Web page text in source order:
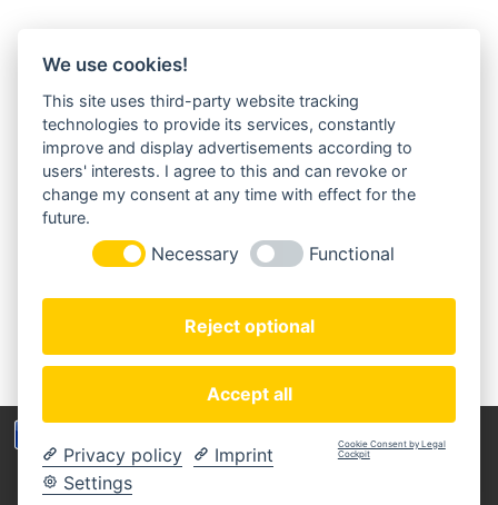
der Webseite zu verbessen. Durch Deinen Besuch
MORGENLAND-BAZAR
Herderstraße 2
22085 Hamburg
+49(0)40 18 033 286
info@morgenland-bazar.de
www.morgenland-bazar.de
FOLGEN SIE UNS:
MEIN KONTO
ZAHLUNGSARTEN
We use cookies!
This site uses third-party website tracking
technologies to provide its services, constantly
improve and display advertisements according to
users' interests. I agree to this and can revoke or
change my consent at any time with effect for the
future.
Necessary Functional
Reject optional
Accept all
Privacy policy
Imprint
Settings
Cookie Consent by Legal
Cockpit